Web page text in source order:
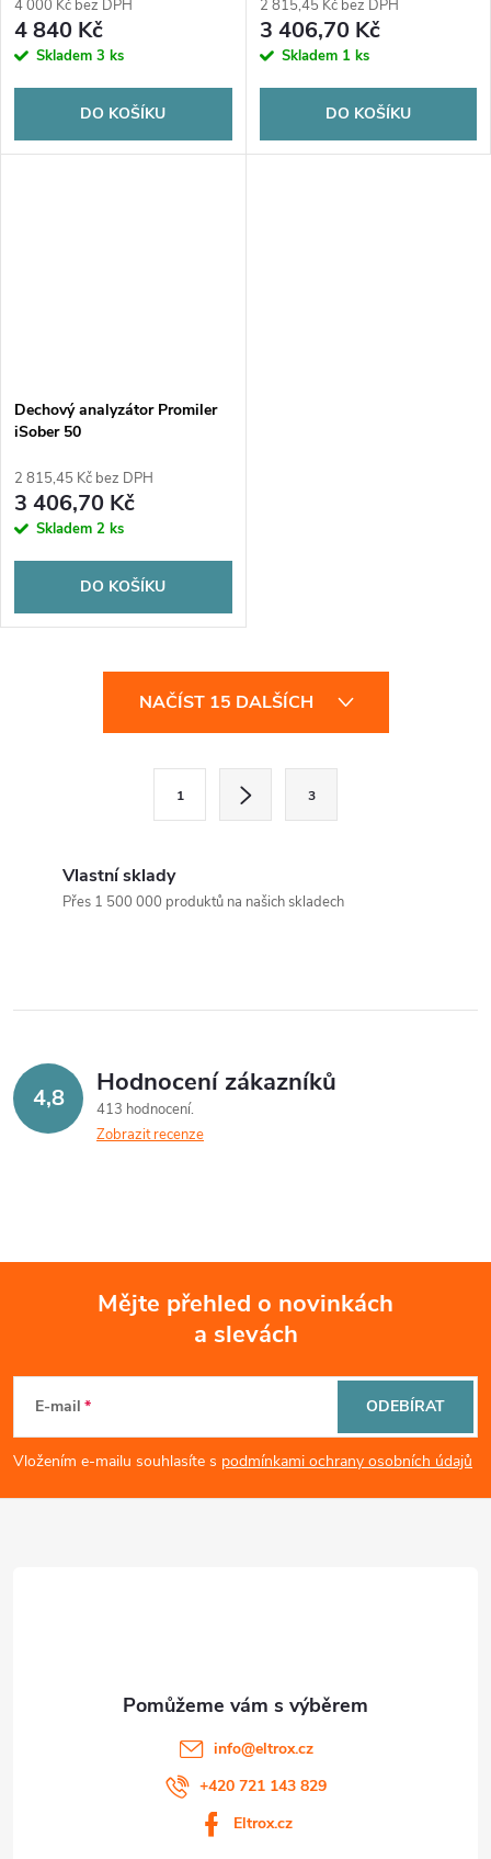
4 000 Kč bez DPH
4 840 Kč
Skladem 3 ks
DO KOŠÍKU
2 815,45 Kč bez DPH
3 406,70 Kč
Skladem 1 ks
DO KOŠÍKU
Dechový analyzátor Promiler
iSober 50
2 815,45 Kč bez DPH
3 406,70 Kč
Skladem 2 ks
DO KOŠÍKU
í
r
v
v
s
NAČÍST 15 DALŠÍCH
í
1 3
Vlastní sklady
Přes 1 500 000 produktů na našich skladech
4,8 Hodnocení zákazníků
413 hodnocení
Zobrazit recenze
p
a
Mějte přehled o novinkách
a slevách
E-mail
Vložením e-mailu souhlasíte s podmínkami ochrany osobních údajů
ODEBÍRAT
info@eltrox.cz
+420 721 143 829
Eltrox.cz